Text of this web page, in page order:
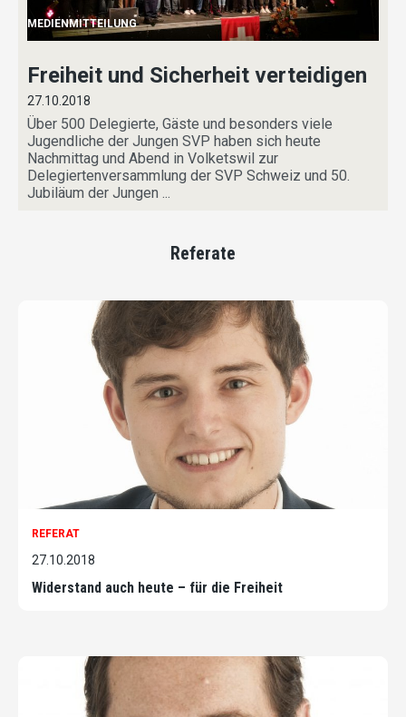
MEDIENMITTEILUNG
Freiheit und Sicherheit verteidigen
27.10.2018
Über 500 Delegierte, Gäste und besonders viele
Jugendliche der Jungen SVP haben sich heute
Nachmittag und Abend in Volketswil zur
Delegiertenversammlung der SVP Schweiz und 50.
Jubiläum der Jungen ...
Referate
REFERAT
27.10.2018
Widerstand auch heute – für die Freiheit